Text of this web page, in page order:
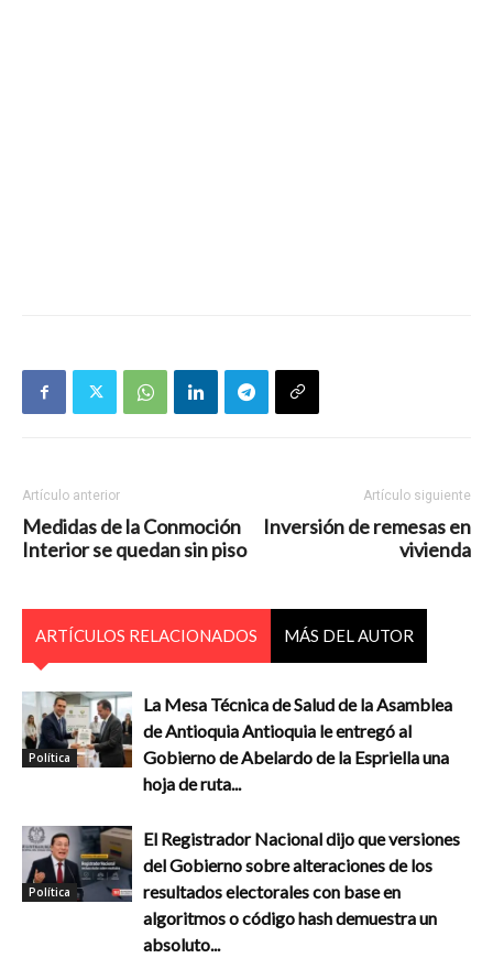
Artículo anterior
Medidas de la Conmoción
Interior se quedan sin piso
Artículo siguiente
Inversión de remesas en
vivienda
ARTÍCULOS RELACIONADOS MÁS DEL AUTOR
Política
La Mesa Técnica de Salud de la Asamblea
de Antioquia Antioquia le entregó al
Gobierno de Abelardo de la Espriella una
hoja de ruta...
Política
El Registrador Nacional dijo que versiones
del Gobierno sobre alteraciones de los
resultados electorales con base en
algoritmos o código hash demuestra un
absoluto...